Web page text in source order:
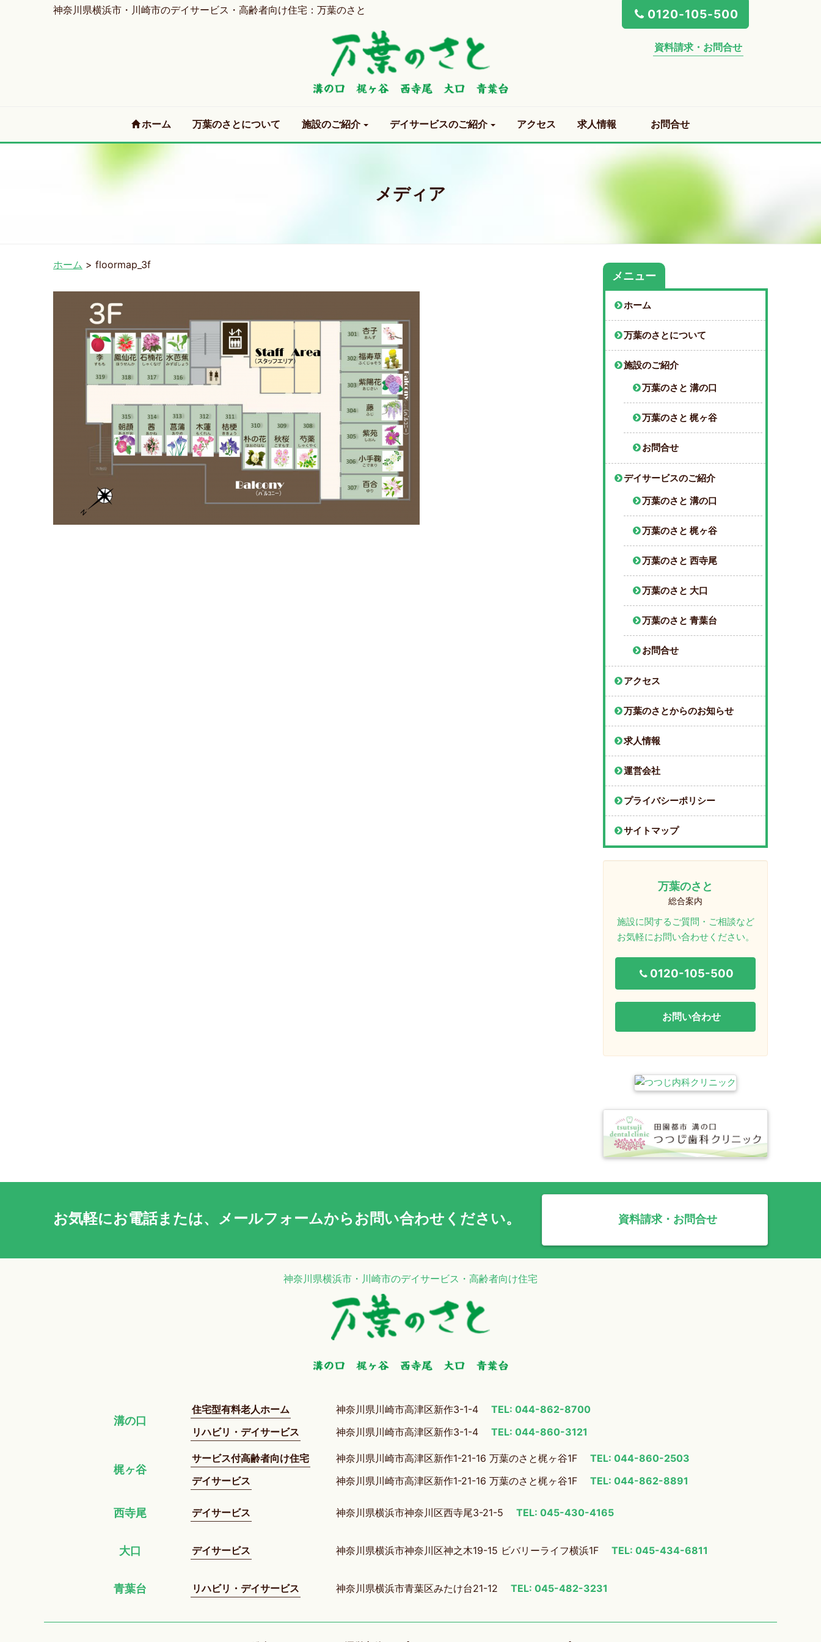
神奈川県横浜市・川崎市のデイサービス・高齢者向け住宅：万葉のさと 0120-105-500
資料請求・お問合せ
ホーム (current)
万葉のさとについて 施設のご紹介 デイサービスのご紹介 アクセス 求人情報 お問合せ
メディア
ホーム > floormap_3f
メニュー
ホーム
万葉のさとについて
施設のご紹介
万葉のさと 溝の口
万葉のさと 梶ヶ谷
お問合せ
デイサービスのご紹介
万葉のさと 溝の口
万葉のさと 梶ヶ谷
万葉のさと 西寺尾
万葉のさと 大口
万葉のさと 青葉台
お問合せ
アクセス
万葉のさとからのお知らせ
求人情報
運営会社
プライバシーポリシー
サイトマップ
万葉のさと
総合案内
施設に関するご質問・ご相談など
お気軽にお問い合わせください。
0120-105-500
お問い合わせ
お気軽にお電話または、 メールフォームからお問い合わせください。 資料請求・お問合せ
神奈川県横浜市・川崎市のデイサービス・高齢者向け住宅
溝の口
住宅型有料老人ホーム
リハビリ・デイサービス
神奈川県川崎市高津区新作3-1-4
TEL: 044-862-8700
神奈川県川崎市高津区新作3-1-4
TEL: 044-860-3121
梶ヶ谷
サービス付高齢者向け住宅
デイサービス
神奈川県川崎市高津区新作1-21-16 万葉のさと梶ヶ谷1F
TEL: 044-860-2503
神奈川県川崎市高津区新作1-21-16 万葉のさと梶ヶ谷1F
TEL: 044-862-8891
西寺尾 デイサービス 神奈川県横浜市神奈川区西寺尾3-21-5 TEL: 045-430-4165
大口 デイサービス 神奈川県横浜市神奈川区神之木19-15 ビバリーライフ横浜1F TEL: 045-434-6811
青葉台 リハビリ・デイサービス 神奈川県横浜市青葉区みたけ台21-12 TEL: 045-482-3231